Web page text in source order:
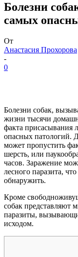
Болезни
самых
От
Анастасия Прохорова
-
0
Болезни собак,
жизни тысячи
факта присасывания
опасных патологий.
может пропустить
шерсть, или
часов. Заражение
лесного паразита,
обнаружить.
Кроме
собак представляют
паразиты,
исходом.